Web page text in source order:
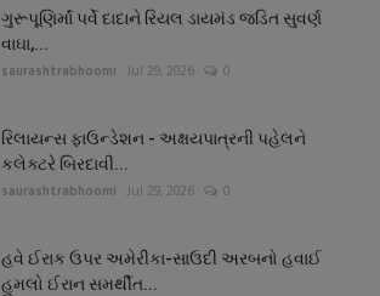
ગુરૂપૂણિર્માં પર્વે દાદાને રિયલ ડાયમંડ જડિત સુવર્ણ
વાઘા,...
saurashtrabhoomi Jul 29, 2026 0
રિલાયન્સ ફાઉન્ડેશન - અક્ષયપાત્રની પહેલને
કલેક્ટરે બિરદાવી...
saurashtrabhoomi Jul 29, 2026 0
હવે ઈરાક ઉપર અમેરીકા-સાઉદી અરબનો હવાઈ
હુમલો ઈરાન સમર્થીત...